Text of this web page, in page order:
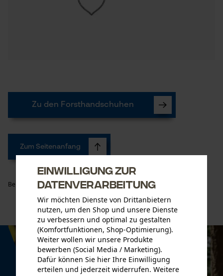
Zu den Forsthandschuhen
Zum Seitenanfang
Beitrag weiterempfehlen
Einwilligung zur
Datenverarbeitung
Wir möchten Dienste von Drittanbietern
nutzen, um den Shop und unsere Dienste
zu verbessern und optimal zu gestalten
(Komfortfunktionen, Shop-Optimierung).
Weiter wollen wir unsere Produkte
bewerben (Social Media / Marketing).
Dafür können Sie hier Ihre Einwilligung
erteilen und jederzeit widerrufen. Weitere